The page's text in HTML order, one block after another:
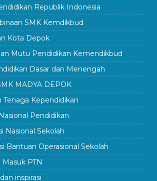
Republik Indonesia
SMK Kemdikbud
Kota Depok
Mutu Pendidikan Kemendikbud
Dasar dan Menengah
MADYA DEPOK
Tenaga Kependidikan
Pendidikan
Nasional Sekolah
Bantuan Operasional Sekolah
Masuk PTN
inspirasi